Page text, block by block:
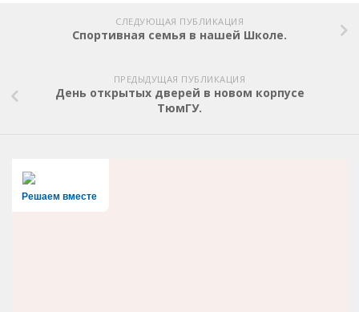
СЛЕДУЮЩАЯ ПУБЛИКАЦИЯ
Спортивная семья в нашей Школе.
ПРЕДЫДУЩАЯ ПУБЛИКАЦИЯ
День открытых дверей в новом корпусе
ТюмГУ.
Решаем вместе